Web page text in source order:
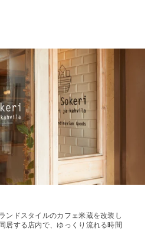
ンドスタイルのカフェ米蔵を改装し
居する店内で、ゆっくり流れる時間